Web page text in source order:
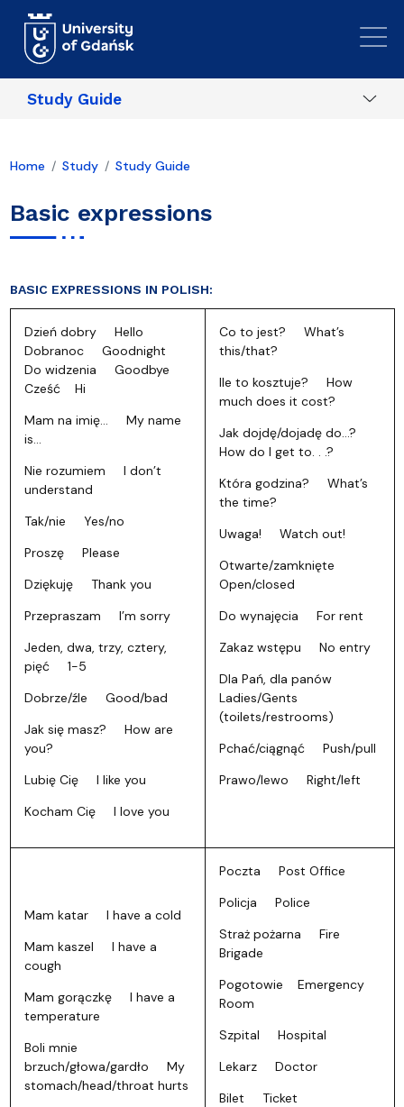
Study Guide
Home Study Study Guide
Basic expressions
BASIC EXPRESSIONS IN POLISH:
Dzień dobry Hello
Dobranoc Goodnight
Do widzenia Goodbye
Cześć Hi
Mam na imię… My name
is...
Nie rozumiem I don’t
understand
Tak/nie Yes/no
Proszę Please
Dziękuję Thank you
Przepraszam I’m sorry
Jeden, dwa, trzy, cztery,
pięć 1-5
Dobrze/źle Good/bad
Jak się masz? How are
you?
Lubię Cię I like you
Kocham Cię I love you
Co to jest? What’s
this/that?
Ile to kosztuje? How
much does it cost?
Jak dojdę/dojadę do…?
How do I get to. . .?
Która godzina? What’s
the time?
Uwaga! Watch out!
Otwarte/zamknięte
Open/closed
Do wynajęcia For rent
Zakaz wstępu No entry
Dla Pań, dla panów
Ladies/Gents
(toilets/restrooms)
Pchać/ciągnąć Push/pull
Prawo/lewo Right/left
Mam katar I have a cold
Mam kaszel I have a
cough
Mam gorączkę I have a
temperature
Boli mnie
brzuch/głowa/gardło My
stomach/head/throat hurts
Poczta Post Office
Policja Police
Straż pożarna Fire
Brigade
Pogotowie Emergency
Room
Szpital Hospital
Lekarz Doctor
Bilet Ticket